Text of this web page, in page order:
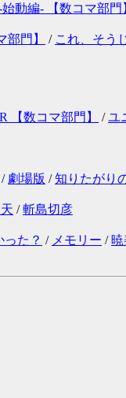
動編- 【数コマ部門
門】 / これ、そう
【数コマ部門】 /ユ
/ 劇場版 /知りたがり
/斬島切彦
た？ / メモリー /